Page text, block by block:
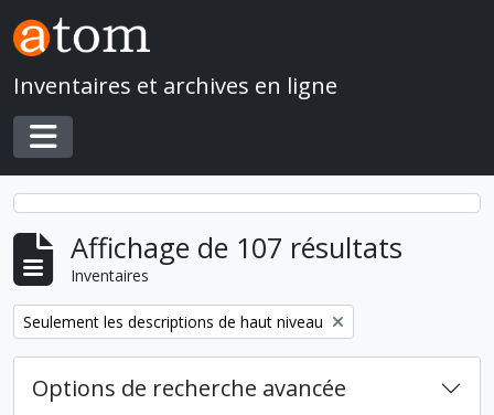
Skip to main content
Inventaires et archives en ligne
Toggle navigation
Affichage de 107 résultats
Inventaires
Remove filter:
Seulement les descriptions de haut niveau
Options de recherche avancée